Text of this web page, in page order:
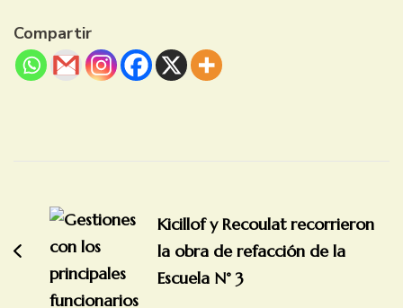
Compartir
entradas
Kicillof y Recoulat recorrieron
la obra de refacción de la
Escuela N° 3